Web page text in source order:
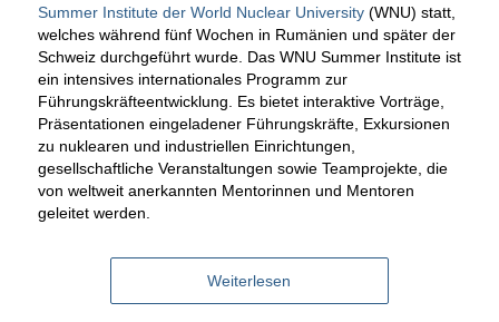
Summer Institute der World Nuclear University(WNU) statt,
welches während fünf Wochen in Rumänien und später der
Schweiz durchgeführt wurde. Das WNU Summer Institute ist
ein intensives internationales Programm zur
Führungskräfteentwicklung. Es bietet interaktive Vorträge,
Präsentationen eingeladener Führungskräfte, Exkursionen
zu nuklearen und industriellen Einrichtungen,
gesellschaftliche Veranstaltungen sowie Teamprojekte, die
von weltweit anerkannten Mentorinnen und Mentoren
geleitet werden.
Weiterlesen